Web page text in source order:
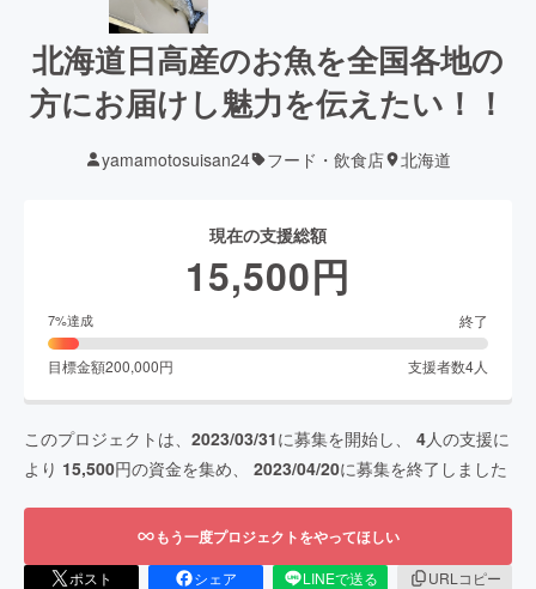
北海道日高産のお魚を全国各地の
方にお届けし魅力を伝えたい！！
yamamotosuisan24 フード・飲食店 北海道
現在の支援総額
15,500円
7%達成 終了
目標金額200,000円 支援者数4人
このプロジェクトは、 2023/03/31に募集を開始し、 4人の支援に
より 15,500円の資金を集め、 2023/04/20に募集を終了しました
もう一度プロジェクトをやってほしい
ポスト シェア LINEで送る
URLコピー